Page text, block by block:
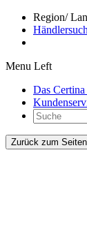
Region/
Menu Left
Das
Zurück zum